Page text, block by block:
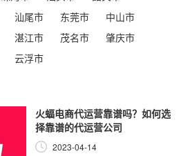
汕尾市 东莞市
中山市
湛江市 茂名市
肇庆市
云浮市
火蝠电商代运营靠谱吗？如何选
择靠谱的代运营公司
2023-04-14